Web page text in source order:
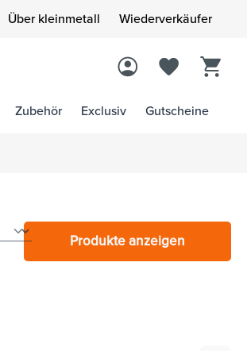
Über kleinmetall Wiederverkäufer
Zubehör Exclusiv Gutscheine
Produkte anzeigen